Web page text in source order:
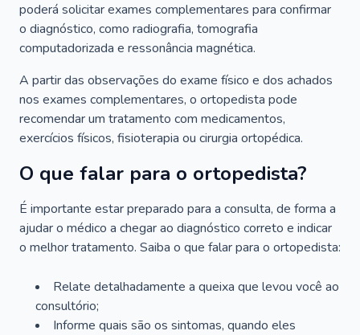
poderá solicitar exames complementares para confirmar
o diagnóstico, como radiografia, tomografia
computadorizada e ressonância magnética.
A partir das observações do exame físico e dos achados
nos exames complementares, o ortopedista pode
recomendar um tratamento com medicamentos,
exercícios físicos, fisioterapia ou cirurgia ortopédica.
O que falar para o ortopedista?
É importante estar preparado para a consulta, de forma a
ajudar o médico a chegar ao diagnóstico correto e indicar
o melhor tratamento. Saiba o que falar para o ortopedista:
Relate detalhadamente a queixa que levou você ao
consultório;
Informe quais são os sintomas, quando eles